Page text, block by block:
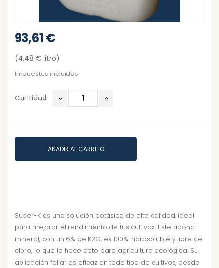
93,61 €
(4,48 € litro)
Impuestos incluidos
Cantidad
AÑADIR AL CARRITO
Super-K es una solución potásica de alta calidad, ideal
para mejorar el rendimiento de tus cultivos. Este abono
mineral, con un 6% de K2O, es 100% hidrosoluble y libre de
cloro, lo que lo hace apto para agricultura ecológica. Su
aplicación foliar es eficaz en todo tipo de cultivos, desde